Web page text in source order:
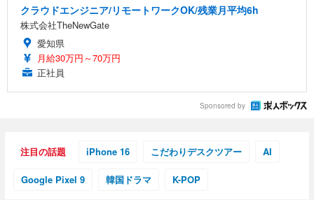
クラウドエンジニア/リモートワークOK/残業月平均6h
株式会社TheNewGate
愛知県
月給30万円～70万円
正社員
Sponsored by
注目の話題 iPhone 16 こだわりデスクツアー AI
Google Pixel 9 韓国ドラマ K-POP